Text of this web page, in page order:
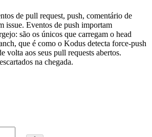
de pull request, push, comentário de
issue. Eventos de push importam
são os únicos que carregam o head
que é como o Kodus detecta force-push
volta aos seus pull requests abertos.
na chegada.